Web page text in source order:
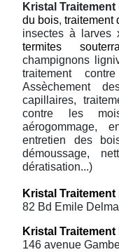
Kristal Traitement
du bois,traitement
insectes à larves
termites
champignons
traitement
Assèchement
capillaires,
contre les
aérogommage,
entretien des
démoussage,
dératisation...)
Kristal
82 Bd Emile
Kristal
146 avenue